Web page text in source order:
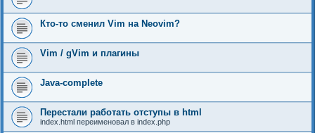
Кто-то сменил Vim на Neovim?
Vim / gVim и плагины
Java-complete
Перестали работать отступы в html
index.html переименовал в index.php